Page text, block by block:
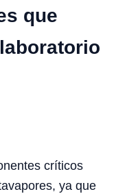
que
críticos
ya que